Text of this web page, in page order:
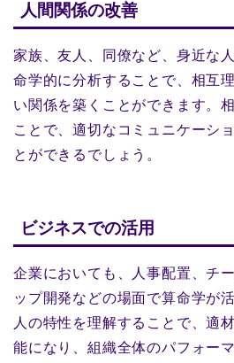
人間関係の改善
家族、友人、同僚など、身近な
命学的に分析することで、相互
い関係を築くことができます。
ことで、適切なコミュニケーシ
とができるでしょう。
ビジネスでの活用
企業においても、人事配置、チ
ップ開発などの場面で算命学が
人の特性を理解することで、適
能になり、組織全体のパフォー